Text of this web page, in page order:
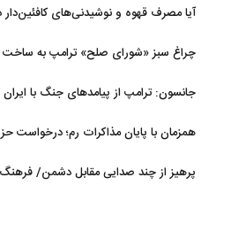
آیا مصرف قهوه و نوشیدنی‌های
چراغ سبز «شورای صلح» ترامپ به ساخت
جانسون: ترامپ از پیامدهای جنگ با
همزمان با پایان مذاکرات رم؛ درخواست
پرهیز از چند صدایی مقابل دشمن/